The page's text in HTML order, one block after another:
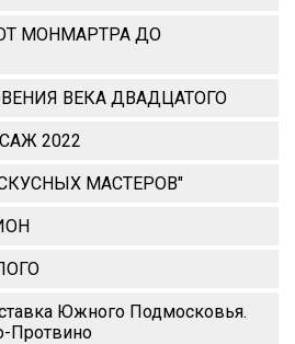
МОНМАРТРА ДО
ВЕКА ДВАДЦАТОГО
2022
МАСТЕРОВ"
Южного Подмосковья.
Протвино